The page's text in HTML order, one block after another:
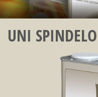
UNI